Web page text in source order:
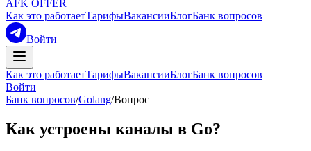
AFK OFFER
Как это работаетТарифыВакансииБлогБанк вопросов
Войти
Как это работаетТарифыВакансииБлогБанк вопросов
Войти
Банк вопросов/Golang/Вопрос
Как устроены каналы в Go?